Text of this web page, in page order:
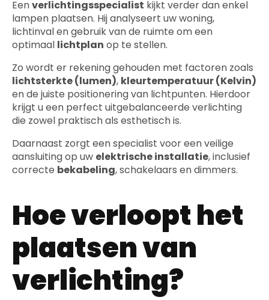
Eenverlichtingsspecialist kijkt verder dan enkel
lampen plaatsen. Hij analyseert uw woning,
lichtinval en gebruik van de ruimte om een
optimaal lichtplan op te stellen.
Zo wordt er rekening gehouden met factoren zoals
lichtsterkte (lumen), kleurtemperatuur (Kelvin)
en de juiste positionering van lichtpunten. Hierdoor
krijgt u een perfect uitgebalanceerde verlichting
die zowel praktisch als esthetisch is.
Daarnaast zorgt een specialist voor een veilige
aansluiting op uw elektrische installatie, inclusief
correcte bekabeling, schakelaars en dimmers.
Hoe verloopt het
plaatsen van
verlichting?